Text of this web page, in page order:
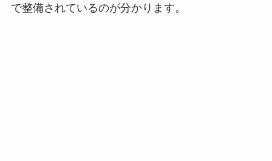
で整備されているのが分かります。